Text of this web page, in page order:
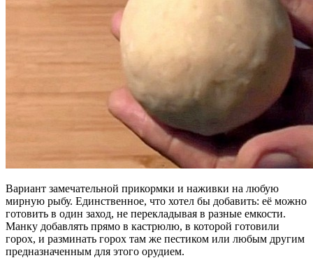
Вариант замечательной прикормки и наживки на любую
мирную рыбу. Единственное, что хотел бы добавить: её можно
готовить в один заход, не перекладывая в разные емкости.
Манку добавлять прямо в кастрюлю, в которой готовили
горох, и разминать горох там же пестиком или любым другим
предназначенным для этого орудием.